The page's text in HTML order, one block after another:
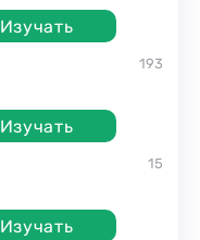
Изучать
Изучать
193
Изучать
15